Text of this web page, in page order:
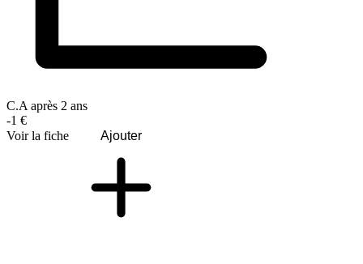
C.A après 2 ans
-1 €
Voir la fiche
Ajouter